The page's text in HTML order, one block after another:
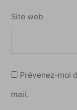
Site web
Prévenez-moi
mail.